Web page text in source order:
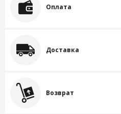
Оплата
Доставка
Возврат